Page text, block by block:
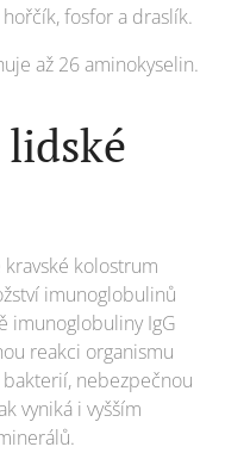
fosfor a draslík.
až 26 aminokyselin.
lidské
kolostrum
imunoglobulinů
imunoglobuliny IgG
reakci organismu
nebezpečnou
vyniká i vyšším